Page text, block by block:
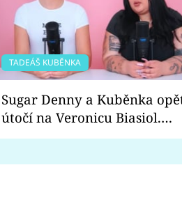
TADEÁŠ KUBĚNKA
Sugar Denny a Kuběnka
útočí na Veronicu Biasiol.
Proč je podle nich falešná a